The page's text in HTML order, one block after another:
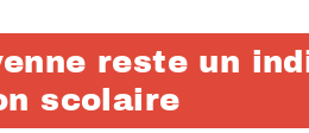
reste un
scolaire